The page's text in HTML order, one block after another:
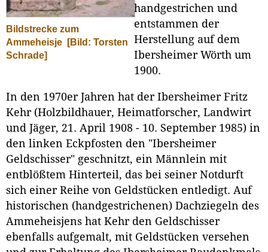
Bildstrecke zum
Ammeheisje
[Bild: Torsten
Schrade]
handgestrichen und
entstammen der
Herstellung auf dem
Ibersheimer Wörth um
1900.
In den 1970er Jahren hat der Ibersheimer Fritz
Kehr (Holzbildhauer, Heimatforscher, Landwirt
und Jäger, 21. April 1908 - 10. September 1985) in
den linken Eckpfosten den "Ibersheimer
Geldschisser" geschnitzt, ein Männlein mit
entblößtem Hinterteil, das bei seiner Notdurft
sich einer Reihe von Geldstücken entledigt. Auf
historischen (handgestrichenen) Dachziegeln des
Ammeheisjens hat Kehr den Geldschisser
ebenfalls aufgemalt, mit Geldstücken versehen